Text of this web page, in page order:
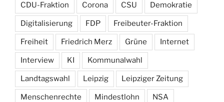
CDU-Fraktion Corona CSU Demokratie
Digitalisierung FDP Freibeuter-Fraktion
Freiheit Friedrich Merz Grüne Internet
Interview KI Kommunalwahl
Landtagswahl Leipzig Leipziger Zeitung
Menschenrechte Mindestlohn NSA